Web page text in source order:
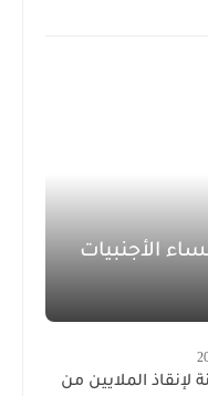
الأجنبيات
لإنقاذ الملايين من